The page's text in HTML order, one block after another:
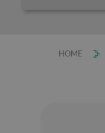
HOME